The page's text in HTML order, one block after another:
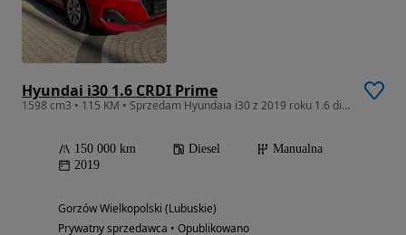
Hyundai i30 1.6 CRDI Prime
1598 cm3 • 115 KM • Sprzedam Hyundaia i30 z 2019 roku 1.6 diesel
150 000 km Diesel
Manualna
2019
Gorzów Wielkopolski (Lubuskie)
Prywatny sprzedawca • Opublikowano